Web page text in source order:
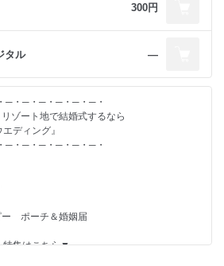
きことがわかる！ リゾート婚の常識＆マナ
クシート
こと
SNAP
費用負担 全部見せ
300円
タル ―
・─・─・─・─・─・
ゾート地で結婚式するなら
ディング』
・─・─・─・─・─・
ポーチ＆婚姻届
特集はこちら▼